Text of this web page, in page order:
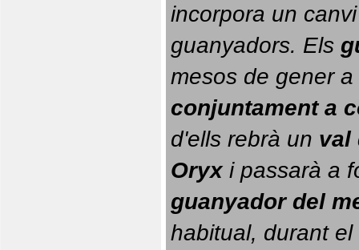
incorpora un
guanyadors. Els
conjuntament a
d'ells rebrà un val
Oryx i passarà a
guanyador del
habitual, durant el